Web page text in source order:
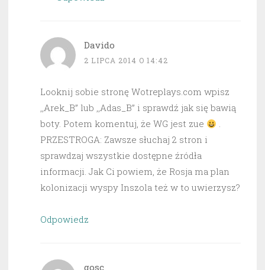
Davido
2 LIPCA 2014 O 14:42
Looknij sobie stronę Wotreplays.com wpisz
,,Arek_B” lub ,,Adas_B” i sprawdź jak się bawią
boty. Potem komentuj, że WG jest zue
.
PRZESTROGA: Zawsze słuchaj 2 stron i
sprawdzaj wszystkie dostępne źródła
informacji. Jak Ci powiem, że Rosja ma plan
kolonizacji wyspy Inszola też w to uwierzysz?
Odpowiedz
gosc